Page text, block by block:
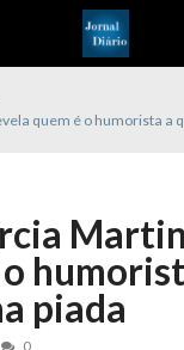
quem é o humorista a
piada
0